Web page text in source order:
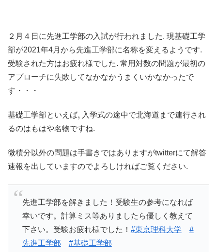
２月４日に先進工学部の入試が行われました. 現基礎工学
部が2021年4月から先進工学部に名称を変えるようです.
受験された方はお疲れ様でした. 常用対数の問題が最初の
アプローチに失敗してなかなかうまくいかなかったで
す・・・
基礎工学部といえば,, 入学式の途中で北海道まで連行され
るのはもはや名物ですね.
微積分以外の問題は手書きではありますがtwitterにて解答
速報を出していますのでよろしければご覧ください.
先進工学部を解きました！受験生の参考になれば
幸いです。計算ミス等ありましたら優しく教えて
下さい。受験お疲れ様でした！ #東京理科大学
#
先進工学部
#基礎工学部